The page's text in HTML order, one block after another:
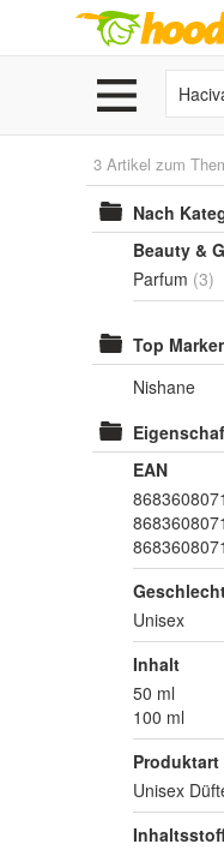
3 Artikel zum
Nach
Beauty &
Parfum (3)
Top
Nishane
EAN
Unisex
Inhalt
50 ml
100 ml
Produktart
Unisex